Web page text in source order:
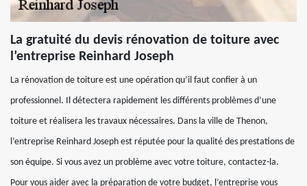
La gratuité du devis rénovation de toiture avec
l’entreprise Reinhard Joseph
La rénovation de toiture est une opération qu’il faut confier à un
professionnel. Il détectera rapidement les différents problèmes d’une
toiture et réalisera les travaux nécessaires. Dans la ville de Thenon,
l’entreprise Reinhard Joseph est réputée pour la qualité des prestations de
son équipe. Si vous avez un problème avec votre toiture, contactez-la.
Pour vous aider avec la préparation de votre budget, l’entreprise vous